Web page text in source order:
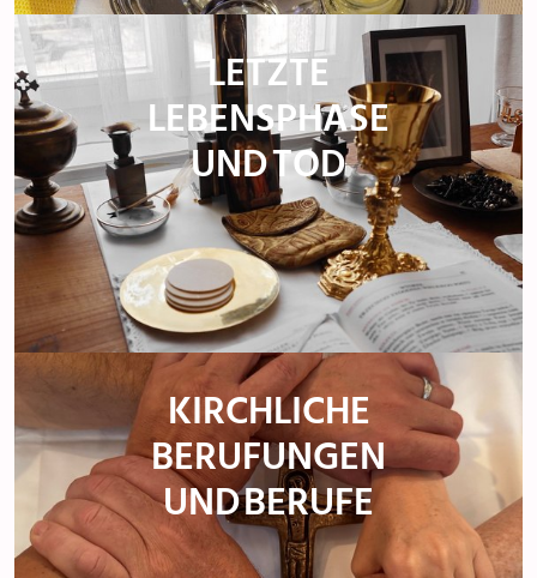
LETZTE
LEBENSPHASE
UND TOD
KIRCHLICHE
BERUFUNGEN
UND BERUFE